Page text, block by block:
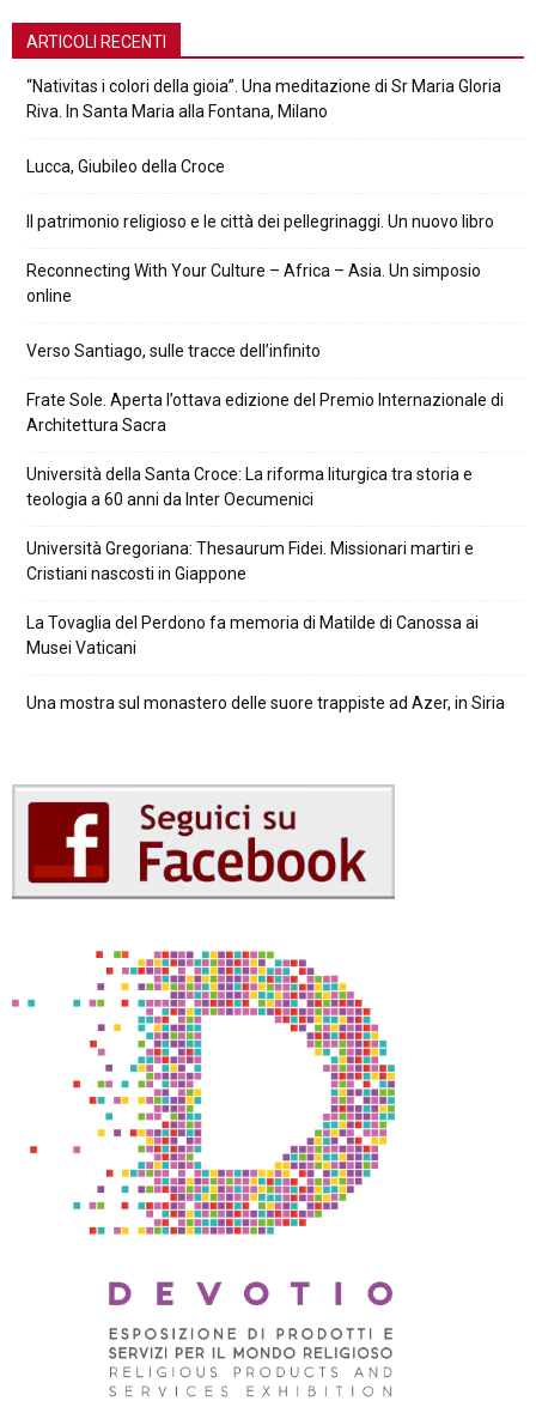
ARTICOLI RECENTI
“Nativitas i colori della gioia”. Una meditazione di Sr Maria Gloria
Riva. In Santa Maria alla Fontana, Milano
Lucca, Giubileo della Croce
Il patrimonio religioso e le città dei pellegrinaggi. Un nuovo libro
Reconnecting With Your Culture – Africa – Asia. Un simposio
online
Verso Santiago, sulle tracce dell’infinito
Frate Sole. Aperta l’ottava edizione del Premio Internazionale di
Architettura Sacra
Università della Santa Croce: La riforma liturgica tra storia e
teologia a 60 anni da Inter Oecumenici
Università Gregoriana: Thesaurum Fidei. Missionari martiri e
Cristiani nascosti in Giappone
La Tovaglia del Perdono fa memoria di Matilde di Canossa ai
Musei Vaticani
Una mostra sul monastero delle suore trappiste ad Azer, in Siria